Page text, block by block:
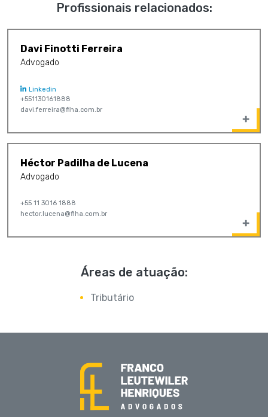
Profissionais relacionados:
Davi Finotti Ferreira
Advogado
Linkedin
+551130161888
davi.ferreira@flha.com.br
Héctor Padilha de Lucena
Advogado
+55 11 3016 1888
hector.lucena@flha.com.br
Áreas de atuação:
Tributário